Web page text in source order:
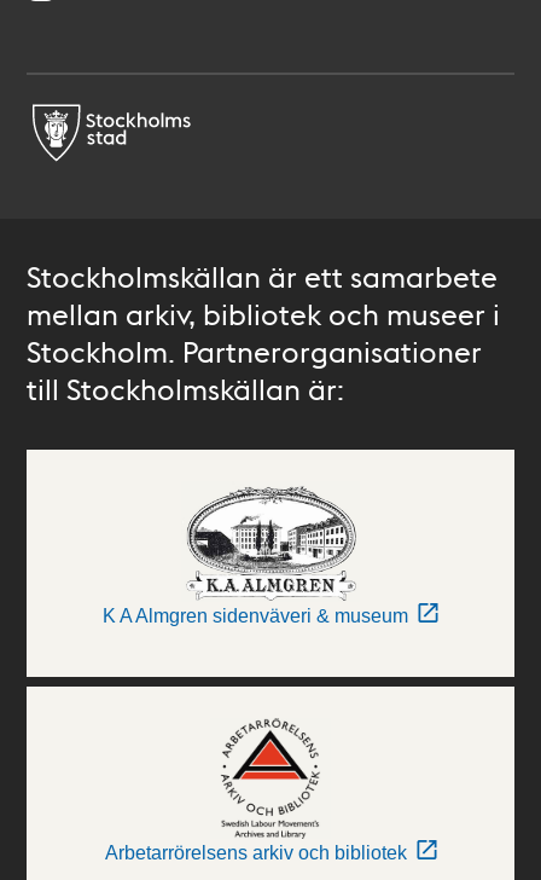
Stockholmskällan är ett samarbete
mellan arkiv, bibliotek och museer i
Stockholm. Partnerorganisationer
till Stockholmskällan är:
K A Almgren sidenväveri & museum
Arbetarrörelsens arkiv och bibliotek